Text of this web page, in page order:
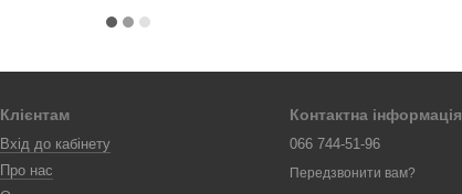
Клієнтам
Вхід до кабінету
Про нас
Контактна інформація
066 744-51-96
Передзвонити вам?